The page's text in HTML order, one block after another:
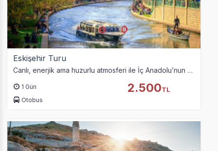
Eskişehir Turu
Canlı, enerjik ama huzurlu atmosferi ile İç Anadolu’nun kuzeybatı kesiminde yer alan Eskişehir’in modern sokaklarını görmek üzere saat 01:00’de yola çıkıyoruz.
1 Gün
Otobus
2.500TL